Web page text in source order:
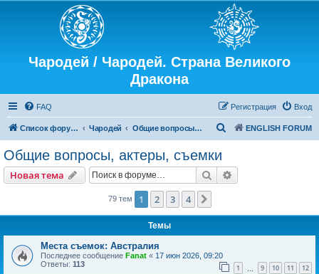
Чародей / Чародей. Страна Великого
Дракона
FAQ Вход
Регистрация
Список форумов Чародей Общие вопросы, актеры, съемки ENGLISH FORUM
с
Общие вопросы, актеры, съемки
Новая тема Поиск
79 тем 1 2 3 4
Темы
Места съемок: Австралия
Последнее сообщение Fanat « 17 июн 2026, 09:20
Ответы: 113 1 9 10 11 12